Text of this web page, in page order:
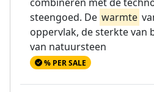
steengoed. De warmte
oppervlak, de sterkte van
van natuursteen
% PER SALE